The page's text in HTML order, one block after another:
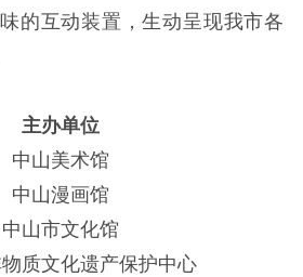
的互动装置，生动呈现我市各
主办单位
中山美术馆
中山漫画馆
中山市文化馆
质文化遗产保护中心